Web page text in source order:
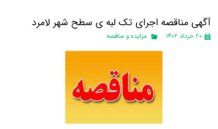
آگهی مناقصه اجرای تک لبه ی سطح شهر لامرد
۲۰ خرداد ۱۴۰۲ مزایده و مناقصه